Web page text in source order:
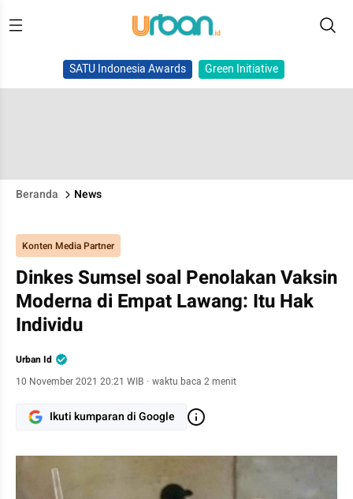
SATU Indonesia Awards Green Initiative
Beranda News
Konten Media Partner
Dinkes Sumsel soal Penolakan Vaksin
Moderna di Empat Lawang: Itu Hak
Individu
Urban Id
10 November 2021 20:21 WIB · waktu baca 2 menit
Ikuti kumparan di Google